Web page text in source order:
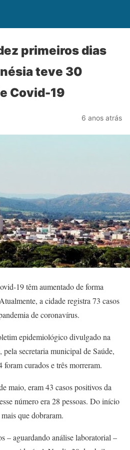
primeiros dias
teve 30
Covid-19
6 anos atrás
19 têm aumentado de forma
a cidade registra 73 casos
de coronavírus.
epidemiológico divulgado na
pela secretaria municipal de Saúde,
foram curados e três morreram.
maio, eram 43 casos positivos da
número era 28 pessoas. Do início
que dobraram.
– aguardando análise laboratorial –